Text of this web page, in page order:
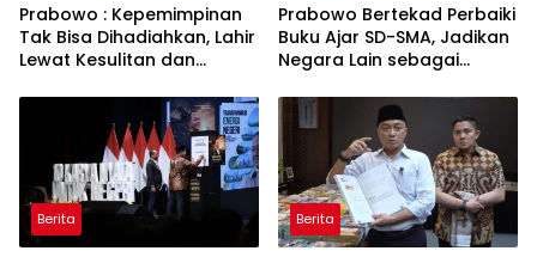
Prabowo : Kepemimpinan
Tak Bisa Dihadiahkan, Lahir
Lewat Kesulitan dan
Prabowo Bertekad Perbaiki
Buku Ajar SD-SMA, Jadikan
Negara Lain sebagai
Berita Berita